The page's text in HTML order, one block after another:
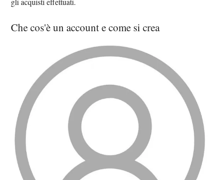
Che cos'è un account e come si crea